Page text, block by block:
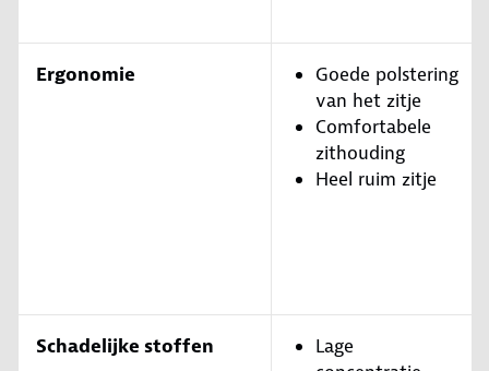
Ergonomie
Goede polstering
van het zitje
Comfortabele
zithouding
Heel ruim zitje
Schadelijke stoffen
Lage